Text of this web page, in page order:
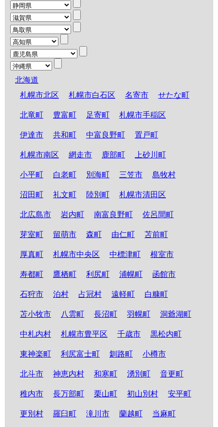
北海道
札幌市北区
札幌市白石区 名寄市 せたな町
北竜町 豊富町 足寄町 札幌市手稲区
伊達市 共和町 中富良野町 置戸町
札幌市南区 網走市 鹿部町 上砂川町
小平町 白老町 別海町 三笠市 島牧村
沼田町 礼文町 陸別町 札幌市清田区
北広島市 岩内町 南富良野町 佐呂間町
芽室町 留萌市 森町 由仁町 苫前町
厚真町 札幌市中央区 中標津町 根室市
寿都町 鷹栖町 利尻町 浦幌町 函館市
石狩市 泊村 占冠村 遠軽町 白糠町
苫小牧市 八雲町 長沼町 羽幌町 洞爺湖町
中札内村 札幌市豊平区 千歳市 黒松内町
東神楽町 利尻富士町 釧路町 小樽市
北斗市 神恵内村 和寒町 湧別町 音更町
稚内市 長万部町 栗山町 初山別村 安平町
更別村 羅臼町 滝川市 蘭越町 当麻町